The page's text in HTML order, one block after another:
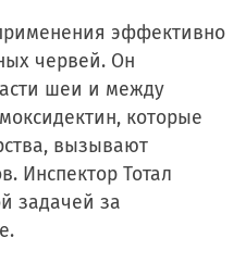
эффективно
червей. Он
шеи и между
которые
вызывают
Инспектор Тотал
задачей за